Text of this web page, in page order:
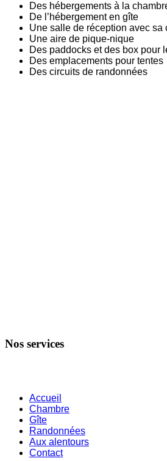
Des hébergements à la
De l’hébergement en gîte
Une salle de réception avec
Une aire de pique-nique
Des paddocks et des box pour
Des emplacements pour tentes
Des circuits de randonnées
Nos services
Accueil
Chambre
Gîte
Randonnées
Aux alentours
Contact